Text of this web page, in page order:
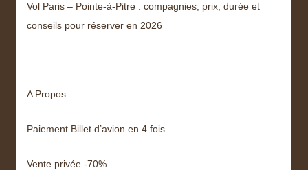
Vol Paris – Pointe-à-Pitre : compagnies, prix, durée et
conseils pour réserver en 2026
A Propos
Paiement Billet d’avion en 4 fois
Vente privée -70%